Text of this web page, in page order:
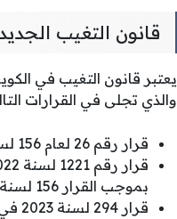
قانون التغيب
يعتبر قانون التغيب في
والذي تجلى في القرارات
قرار رقم 26 لعام 156 لسنة 2022 في شأن إصدار لائحة قواعد وإجراءات منح الإذن بالعمل.
بموجب القرار 156 لسنة 2022.